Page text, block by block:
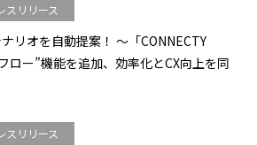
スリリース
リオを自動提案！ 〜「CONNECTY
ロー”機能を追加、効率化とCX向上を同
スリリース